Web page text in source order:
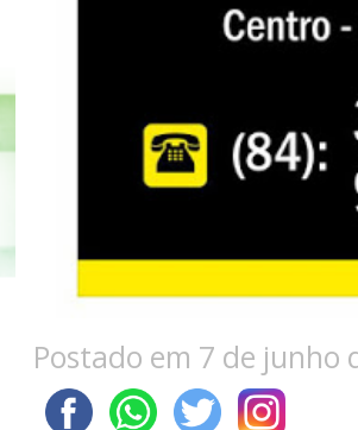
Postado em 7 de junho